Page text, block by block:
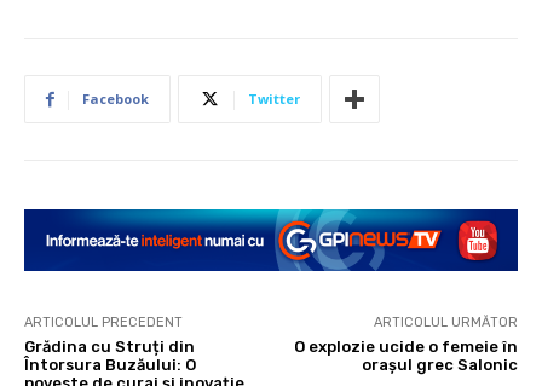
Facebook Twitter
ARTICOLUL PRECEDENT
Grădina cu Struți din
Întorsura Buzăului: O
ARTICOLUL URMĂTOR
O explozie ucide o femeie în
orașul grec Salonic